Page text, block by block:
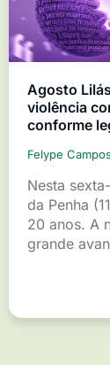
Agosto
violência
conforme
Felype
Nesta
da Penha
20 anos. A
grande